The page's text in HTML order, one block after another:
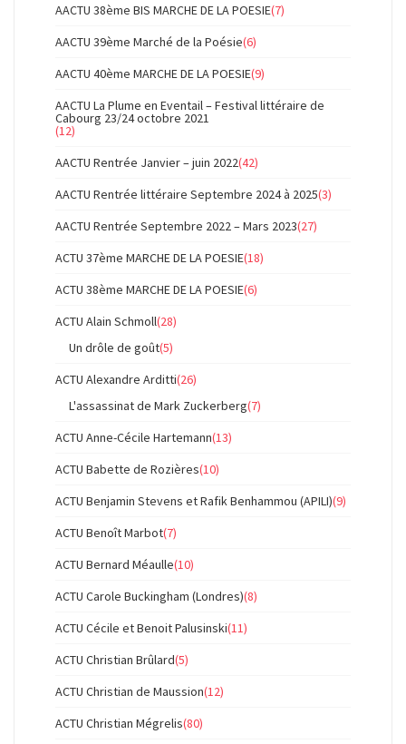
AACTU 38ème BIS MARCHE DE LA POESIE(7)
AACTU 39ème Marché de la Poésie(6)
AACTU 40ème MARCHE DE LA POESIE(9)
AACTU La Plume en Eventail – Festival littéraire de
Cabourg 23/24 octobre 2021
(12)
AACTU Rentrée Janvier – juin 2022(42)
AACTU Rentrée littéraire Septembre 2024 à 2025(3)
AACTU Rentrée Septembre 2022 – Mars 2023(27)
ACTU 37ème MARCHE DE LA POESIE(18)
ACTU 38ème MARCHE DE LA POESIE(6)
ACTU Alain Schmoll(28)
Un drôle de goût(5)
ACTU Alexandre Arditti(26)
L'assassinat de Mark Zuckerberg(7)
ACTU Anne-Cécile Hartemann(13)
ACTU Babette de Rozières(10)
ACTU Benjamin Stevens et Rafik Benhammou (APILI)(9)
ACTU Benoît Marbot(7)
ACTU Bernard Méaulle(10)
ACTU Carole Buckingham (Londres)(8)
ACTU Cécile et Benoit Palusinski(11)
ACTU Christian Brûlard(5)
ACTU Christian de Maussion(12)
ACTU Christian Mégrelis(80)